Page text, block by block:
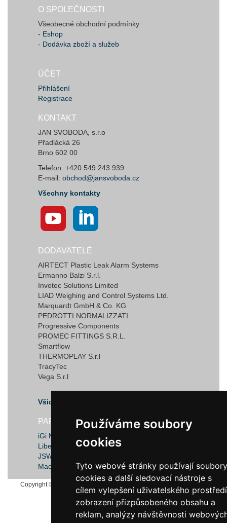
Používáme soubory
cookies
Tyto webové stránky používají
cookies a další sledovací nástroje s
cílem vylepšení uživatelského
zobrazení přizpůsobeného obsahu a
reklam, analýzy návštěvnosti
Používáme soubory
cookies
Tyto webové stránky používají
cookies a další sledovací nástroje s
cílem vylepšení uživatelského
zobrazení přizpůsobeného obsahu a
reklam, analýzy návštěvnosti
O SPOLEČNOSTI
Všeobecné obchodní podmínky
- Eshop
- Dodávka zboží a služeb
ÚČET
Přihlášení
Registrace
KONTAKT
JAN SVOBODA, s.r.o
Přadlácká 26
Brno 602 00
Telefon: +420 549 243 939
E-mail: obchod@jansvoboda.cz
Všechny kontakty
DODAVATELÉ
AIRTECT Plastic Leak Alarm Systems
Ermanno Balzi S.r.l.
Invotec Solutions Limited
LIAD Weighing and Control Systems Ltd.
Marquardt GmbH & Co. KG
PEDROTTI NORMALIZZATI
Progressive Components
PROMEC FITTINGS S.R.L.
Smartflow
THERMOPLAY S.r.l
TracyTec
Vega S.r.l
Všichni dodavatelé
PARTNEŘI
iGi Moravia
Libeos, s.r.o.
JSW Machines
MachineLOG IT
Copyright © 2026, JAN SVOBODA, s.r.o., používáme systém Macros